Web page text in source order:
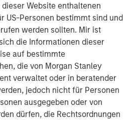
Website enthaltenen
US-Personen bestimmt sind und
werden sollten. Mir ist
die Informationen dieser
auf bestimmte
die von Morgan Stanley
verwaltet oder in beratender
jedoch nicht für Personen
ausgegeben oder von
dürfen, die Rechtsordnungen
processing services,
surgical assistance.
provides an essential
an industry with considerable
business model. We look
the Company’s successful track
their growth trajectory,”
Director and Head of the